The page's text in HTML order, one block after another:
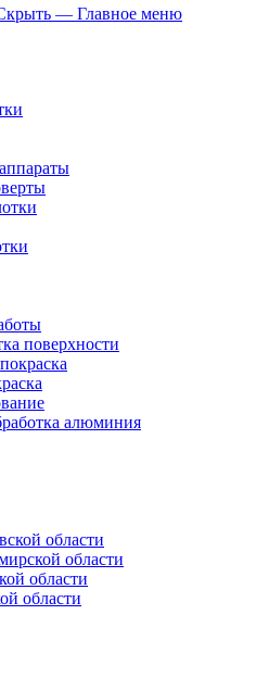
— Главное меню
поверхности
алюминия
области
области
области
области